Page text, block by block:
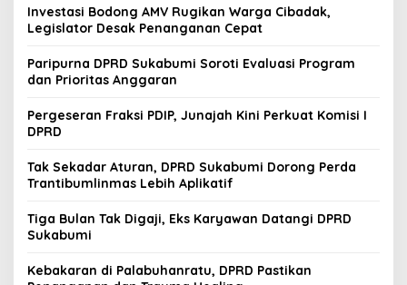
Investasi Bodong AMV Rugikan Warga Cibadak,
Legislator Desak Penanganan Cepat
Paripurna DPRD Sukabumi Soroti Evaluasi Program
dan Prioritas Anggaran
Pergeseran Fraksi PDIP, Junajah Kini Perkuat Komisi I
DPRD
Tak Sekadar Aturan, DPRD Sukabumi Dorong Perda
Trantibumlinmas Lebih Aplikatif
Tiga Bulan Tak Digaji, Eks Karyawan Datangi DPRD
Sukabumi
Kebakaran di Palabuhanratu, DPRD Pastikan